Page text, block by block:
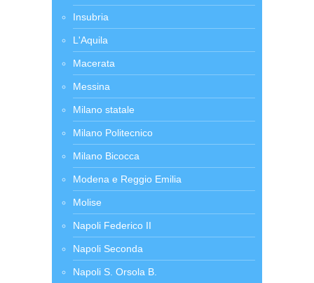
Insubria
L'Aquila
Macerata
Messina
Milano statale
Milano Politecnico
Milano Bicocca
Modena e Reggio Emilia
Molise
Napoli Federico II
Napoli Seconda
Napoli S. Orsola B.